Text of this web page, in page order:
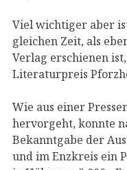
Viel wichtiger aber
gleichen Zeit, als
Verlag erschienen
Literaturpreis
Wie aus einer
hervorgeht, konnte
Bekanntgabe der
und im Enzkreis ein